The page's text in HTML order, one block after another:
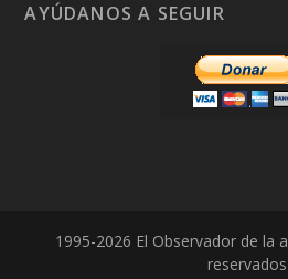
AYÚDANOS A SEGUIR
1995-2026 El Observador de la
reservados